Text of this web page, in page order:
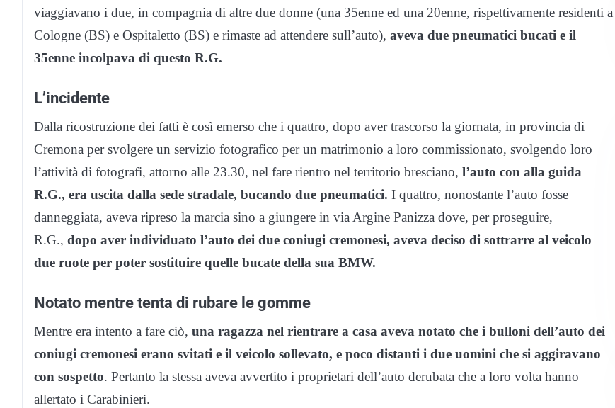
viaggiavano i due, in compagnia di altre due donne (una 35enne ed una 20enne, rispettivamente residenti a
Cologne (BS) e Ospitaletto (BS) e rimaste ad attendere sull’auto), aveva due pneumatici bucati e il
35enne incolpava di questo R.G.
L’incidente
Dalla ricostruzione dei fatti è così emerso che i quattro, dopo aver trascorso la giornata, in provincia di
Cremona per svolgere un servizio fotografico per un matrimonio a loro commissionato, svolgendo loro
l’attività di fotografi, attorno alle 23.30, nel fare rientro nel territorio bresciano, l’auto con alla guida
R.G., era uscita dalla sede stradale, bucando due pneumatici. I quattro, nonostante l’auto fosse
danneggiata, aveva ripreso la marcia sino a giungere in via Argine Panizza dove, per proseguire,
R.G., dopo aver individuato l’auto dei due coniugi cremonesi, aveva deciso di sottrarre al veicolo
due ruote per poter sostituire quelle bucate della sua BMW.
Notato mentre tenta di rubare le gomme
Mentre era intento a fare ciò, una ragazza nel rientrare a casa aveva notato che i bulloni dell’auto dei
coniugi cremonesi erano svitati e il veicolo sollevato, e poco distanti i due uomini che si aggiravano
con sospetto. Pertanto la stessa aveva avvertito i proprietari dell’auto derubata che a loro volta hanno
allertato i Carabinieri.